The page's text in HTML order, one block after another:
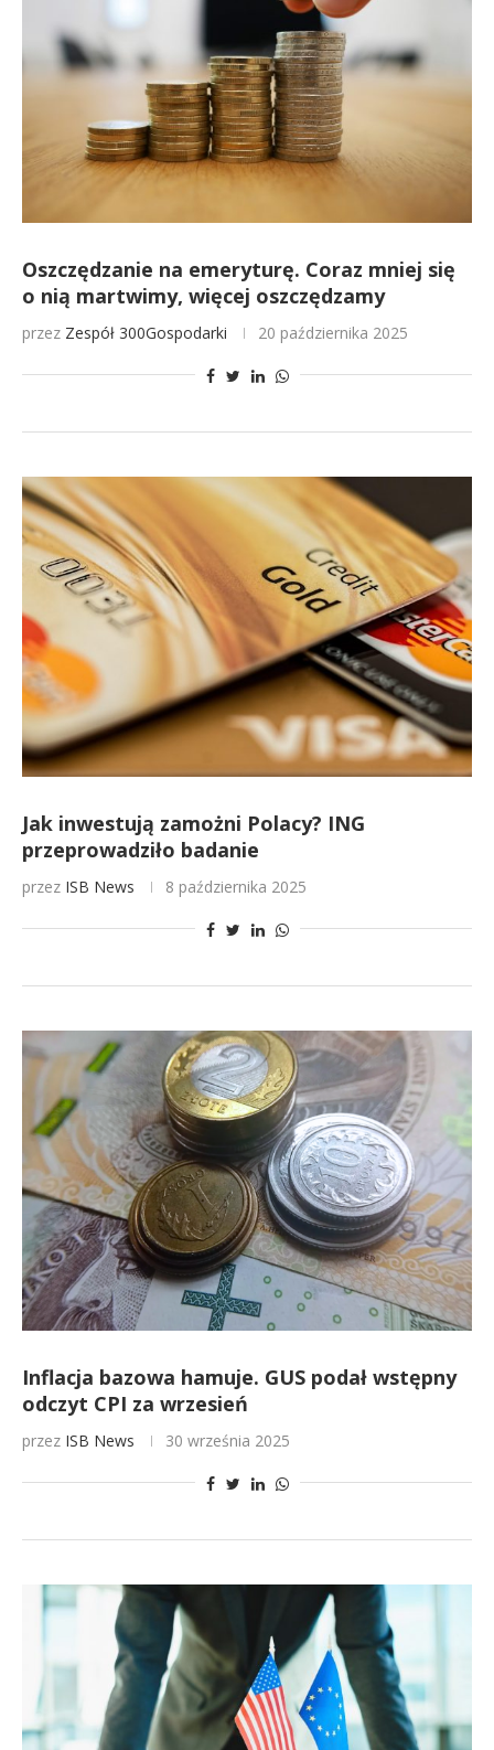
Oszczędzanie na emeryturę. Coraz mniej się
o nią martwimy, więcej oszczędzamy
przez Zespół 300Gospodarki 20 października 2025
Jak inwestują zamożni Polacy? ING
przeprowadziło badanie
przez ISB News 8 października 2025
Inflacja bazowa hamuje. GUS podał wstępny
odczyt CPI za wrzesień
przez ISB News 30 września 2025